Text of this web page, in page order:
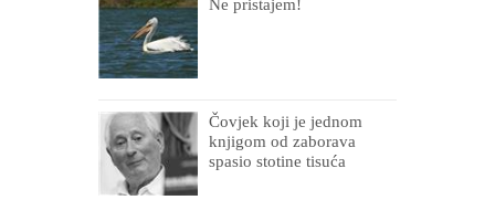
Ne pristajem!
Čovjek koji je jednom
knjigom od zaborava
spasio stotine tisuća